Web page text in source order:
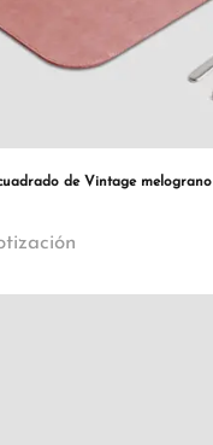
de Vintage melograno